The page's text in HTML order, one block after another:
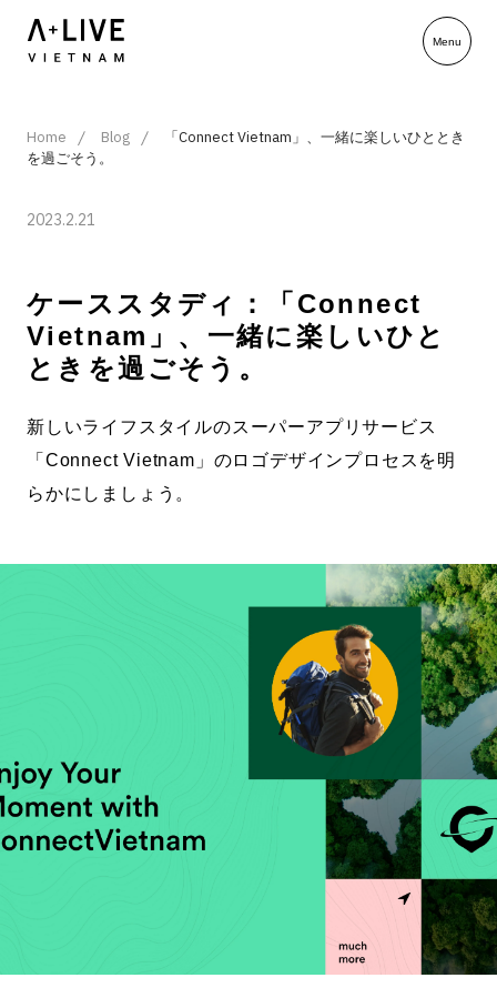
Home Blog
「Connect Vietnam」、一緒に楽しいひととき
を過ごそう。
2023.2.21
ケーススタディ：「Connect
Vietnam」、一緒に楽しいひと
ときを過ごそう。
新しいライフスタイルのスーパーアプリサービス
「Connect Vietnam」のロゴデザインプロセスを明
らかにしましょう。